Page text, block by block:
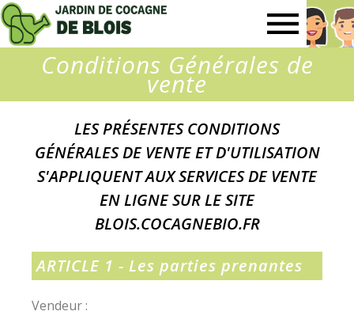
de
Conditions Générales de
vente
LES PRÉSENTES CONDITIONS
GÉNÉRALES DE VENTE ET D'UTILISATION
S'APPLIQUENT AUX SERVICES DE VENTE
EN LIGNE SUR LE SITE
BLOIS.COCAGNEBIO.FR
ARTICLE 1 - Les parties prenantes
Vendeur :